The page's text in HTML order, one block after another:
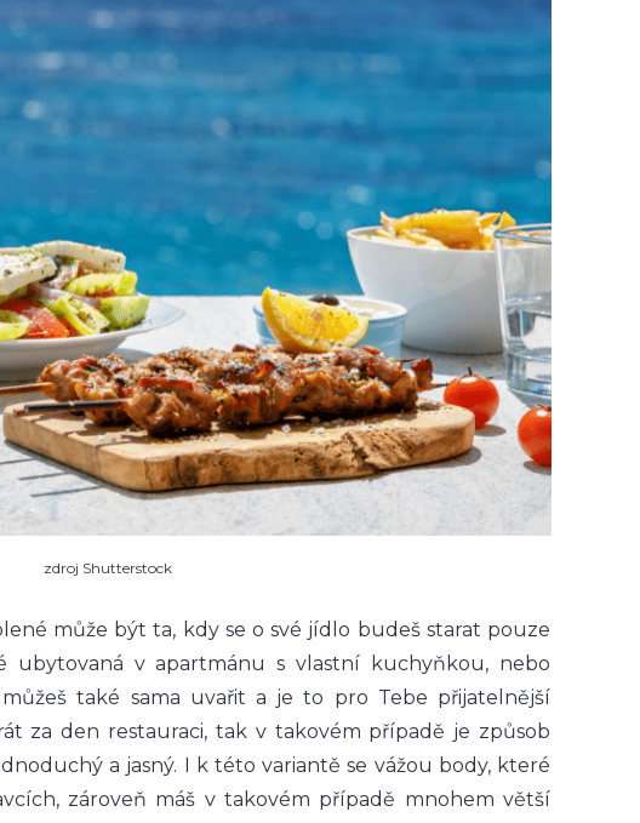
zdroj Shutterstock
může být ta, kdy se o své jídlo budeš starat pouze
ubytovaná v apartmánu s vlastní kuchyňkou, nebo
také sama uvařit a je to pro Tebe přijatelnější
za den restauraci, tak v takovém případě je způsob
a jasný. I k této variantě se vážou body, které
zároveň máš v takovém případě mnohem větší